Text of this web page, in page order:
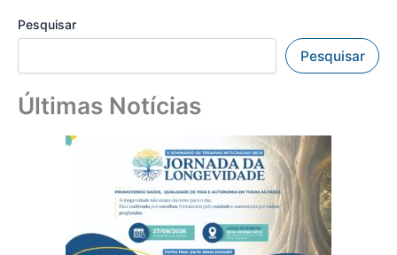
Pesquisar
Pesquisar
Últimas Notícias